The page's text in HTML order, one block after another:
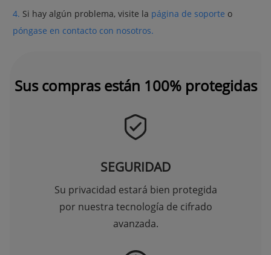
4. Si hay algún problema, visite la página de soporte o
póngase en contacto con nosotros.
Sus compras están 100% protegidas
SEGURIDAD
Su privacidad estará bien protegida
por nuestra tecnología de cifrado
avanzada.